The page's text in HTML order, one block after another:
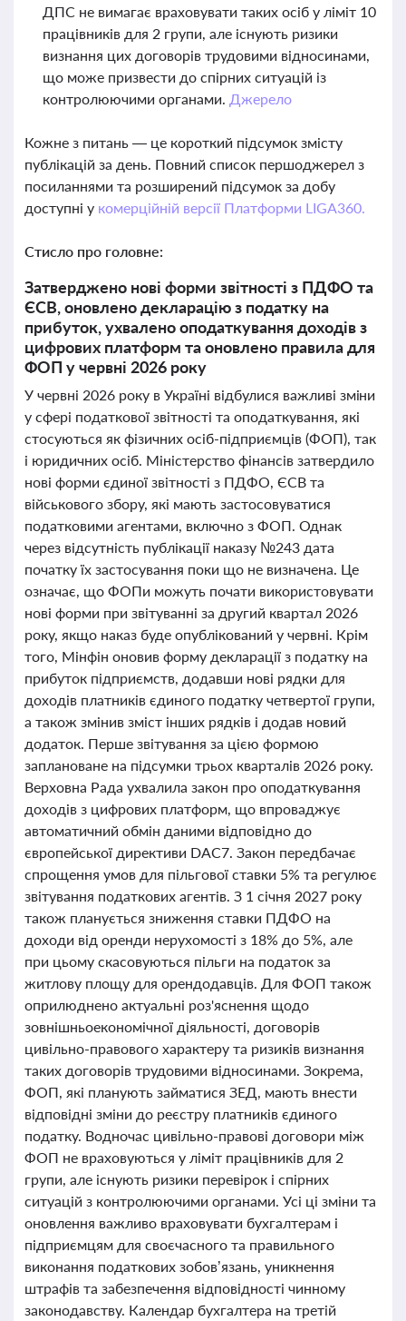
ДПС не вимагає враховувати таких осіб у ліміт 10
працівників для 2 групи, але існують ризики
визнання цих договорів трудовими відносинами,
що може призвести до спірних ситуацій із
контролюючими органами. Джерело
Кожне з питань — це короткий підсумок змісту
публікацій за день. Повний список першоджерел з
посиланнями та розширений підсумок за добу
доступні у комерційній версії Платформи LIGA360.
Стисло про головне:
Затверджено нові форми звітності з ПДФО та
ЄСВ, оновлено декларацію з податку на
прибуток, ухвалено оподаткування доходів з
цифрових платформ та оновлено правила для
ФОП у червні 2026 року
У червні 2026 року в Україні відбулися важливі зміни
у сфері податкової звітності та оподаткування, які
стосуються як фізичних осіб-підприємців (ФОП), так
і юридичних осіб. Міністерство фінансів затвердило
нові форми єдиної звітності з ПДФО, ЄСВ та
військового збору, які мають застосовуватися
податковими агентами, включно з ФОП. Однак
через відсутність публікації наказу №243 дата
початку їх застосування поки що не визначена. Це
означає, що ФОПи можуть почати використовувати
нові форми при звітуванні за другий квартал 2026
року, якщо наказ буде опублікований у червні. Крім
того, Мінфін оновив форму декларації з податку на
прибуток підприємств, додавши нові рядки для
доходів платників єдиного податку четвертої групи,
а також змінив зміст інших рядків і додав новий
додаток. Перше звітування за цією формою
заплановане на підсумки трьох кварталів 2026 року.
Верховна Рада ухвалила закон про оподаткування
доходів з цифрових платформ, що впроваджує
автоматичний обмін даними відповідно до
європейської директиви DAC7. Закон передбачає
спрощення умов для пільгової ставки 5% та регулює
звітування податкових агентів. З 1 січня 2027 року
також планується зниження ставки ПДФО на
доходи від оренди нерухомості з 18% до 5%, але
при цьому скасовуються пільги на податок за
житлову площу для орендодавців. Для ФОП також
оприлюднено актуальні роз'яснення щодо
зовнішньоекономічної діяльності, договорів
цивільно-правового характеру та ризиків визнання
таких договорів трудовими відносинами. Зокрема,
ФОП, які планують займатися ЗЕД, мають внести
відповідні зміни до реєстру платників єдиного
податку. Водночас цивільно-правові договори між
ФОП не враховуються у ліміт працівників для 2
групи, але існують ризики перевірок і спірних
ситуацій з контролюючими органами. Усі ці зміни та
оновлення важливо враховувати бухгалтерам і
підприємцям для своєчасного та правильного
виконання податкових зобов’язань, уникнення
штрафів та забезпечення відповідності чинному
законодавству. Календар бухгалтера на третій